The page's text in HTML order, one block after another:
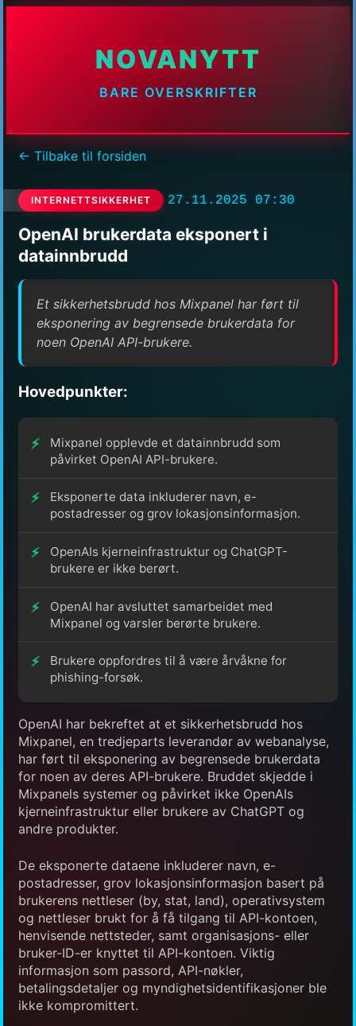
NOVANYTT
BARE OVERSKRIFTER
← Tilbake til forsiden
INTERNETTSIKKERHET 27.11.2025 07:30
OpenAI brukerdata eksponert i
datainnbrudd
Et sikkerhetsbrudd hos Mixpanel har ført til
eksponering av begrensede brukerdata for
noen OpenAI API-brukere.
Hovedpunkter:
Mixpanel opplevde et datainnbrudd som
påvirket OpenAI API-brukere.
Eksponerte data inkluderer navn, e-
postadresser og grov lokasjonsinformasjon.
OpenAIs kjerneinfrastruktur og ChatGPT-
brukere er ikke berørt.
OpenAI har avsluttet samarbeidet med
Mixpanel og varsler berørte brukere.
Brukere oppfordres til å være årvåkne for
phishing-forsøk.
OpenAI har bekreftet at et sikkerhetsbrudd hos
Mixpanel, en tredjeparts leverandør av webanalyse,
har ført til eksponering av begrensede brukerdata
for noen av deres API-brukere. Bruddet skjedde i
Mixpanels systemer og påvirket ikke OpenAIs
kjerneinfrastruktur eller brukere av ChatGPT og
andre produkter.
De eksponerte dataene inkluderer navn, e-
postadresser, grov lokasjonsinformasjon basert på
brukerens nettleser (by, stat, land), operativsystem
og nettleser brukt for å få tilgang til API-kontoen,
henvisende nettsteder, samt organisasjons- eller
bruker-ID-er knyttet til API-kontoen. Viktig
informasjon som passord, API-nøkler,
betalingsdetaljer og myndighetsidentifikasjoner ble
ikke kompromittert.